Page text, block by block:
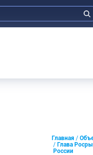
Анонсы
Главная
Глава
России